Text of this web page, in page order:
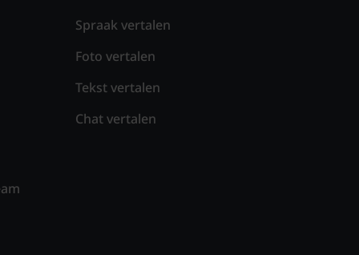
Spraak vertalen
Foto vertalen
Tekst vertalen
Chat vertalen